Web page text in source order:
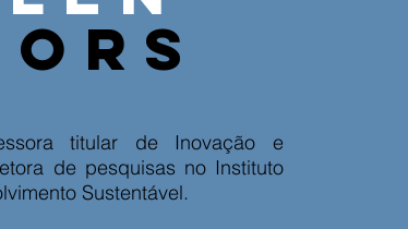
titular de Inovação e
de pesquisas no Instituto
Sustentável.